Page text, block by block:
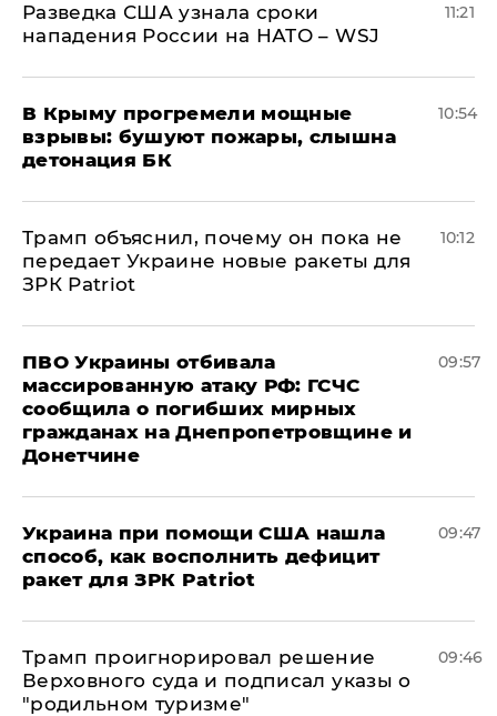
Разведка США узнала сроки
нападения России на НАТО – WSJ
11:21
В Крыму прогремели мощные
взрывы: бушуют пожары, слышна
детонация БК
10:54
Трамп объяснил, почему он пока не
передает Украине новые ракеты для
ЗРК Patriot
10:12
ПВО Украины отбивала
массированную атаку РФ: ГСЧС
сообщила о погибших мирных
гражданах на Днепропетровщине и
Донетчине
09:57
Украина при помощи США нашла
способ, как восполнить дефицит
ракет для ЗРК Patriot
09:47
Трамп проигнорировал решение
Верховного суда и подписал указы о
"родильном туризме"
09:46